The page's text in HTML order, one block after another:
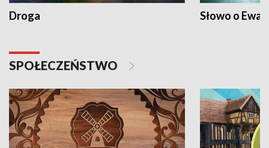
Droga Słowo o
SPOŁECZEŃSTWO